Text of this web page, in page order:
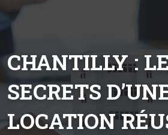
CHANTILLY :
SECRETS
LOCATION